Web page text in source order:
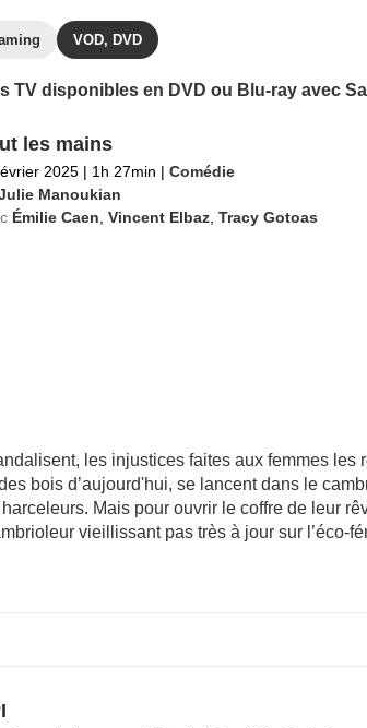
VOD, DVD
TV disponibles en DVD ou Blu-ray avec
les mains
2025 | 1h 27min | Comédie
Manoukian
Émilie Caen Vincent Elbaz, Tracy Gotoas
les injustices faites aux femmes les
bois d’aujourd'hui, se lancent dans le
Mais pour ouvrir le coffre de leur
vieillissant pas très à jour sur l’éco-